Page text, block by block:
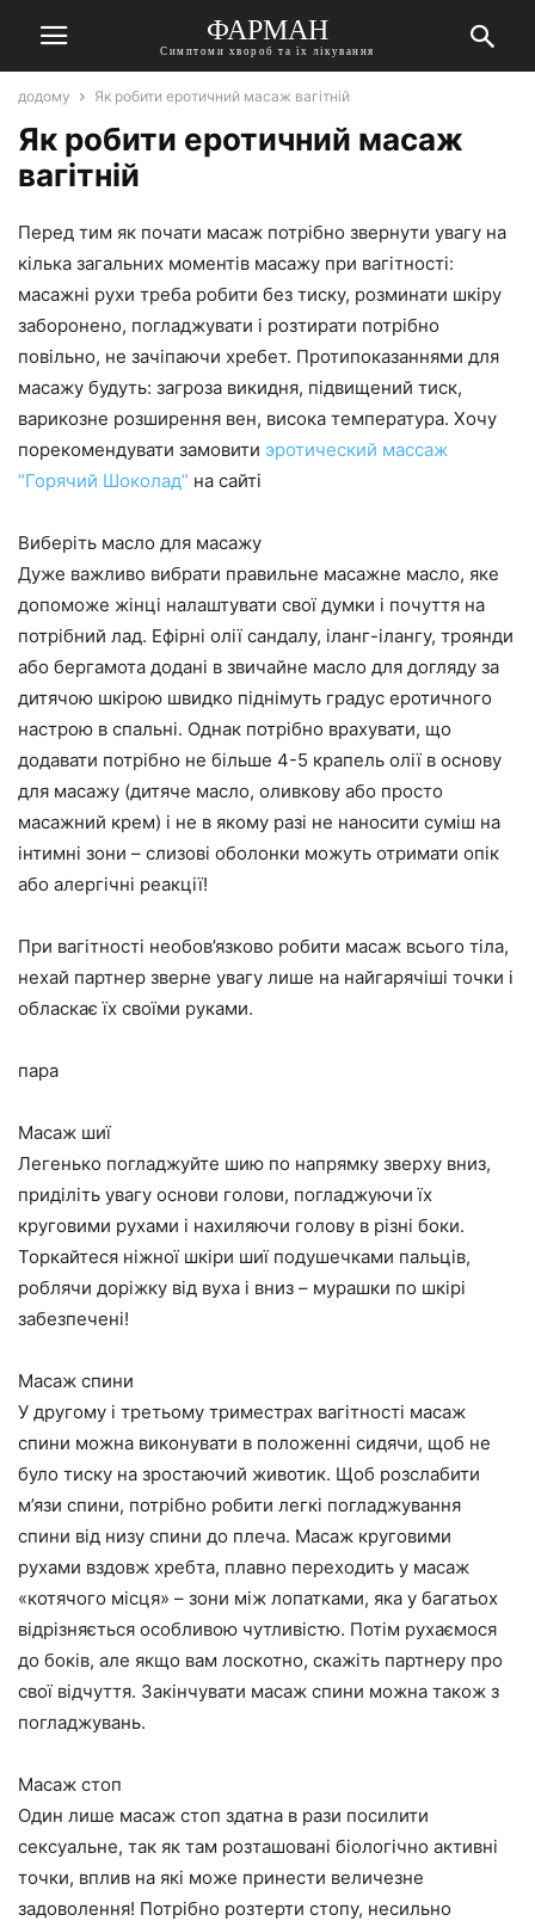
ФАРМАН
Симптоми хвороб та їх лікування
додому Як робити еротичний масаж вагітній
Як робити еротичний масаж
вагітній
Перед тим як почати масаж потрібно звернути увагу на
кілька загальних моментів масажу при вагітності:
масажні рухи треба робити без тиску, розминати шкіру
заборонено, погладжувати і розтирати потрібно
повільно, не зачіпаючи хребет. Протипоказаннями для
масажу будуть: загроза викидня, підвищений тиск,
варикозне розширення вен, висока температура. Хочу
порекомендувати замовити эротический массаж
“Горячий Шоколад” на сайті
Виберіть масло для масажу
Дуже важливо вибрати правильне масажне масло, яке
допоможе жінці налаштувати свої думки і почуття на
потрібний лад. Ефірні олії сандалу, іланг-ілангу, троянди
або бергамота додані в звичайне масло для догляду за
дитячою шкірою швидко піднімуть градус еротичного
настрою в спальні. Однак потрібно врахувати, що
додавати потрібно не більше 4-5 крапель олії в основу
для масажу (дитяче масло, оливкову або просто
масажний крем) і не в якому разі не наносити суміш на
інтимні зони – слизові оболонки можуть отримати опік
або алергічні реакції!
При вагітності необов’язково робити масаж всього тіла,
нехай партнер зверне увагу лише на найгарячіші точки і
обласкає їх своїми руками.
пара
Масаж шиї
Легенько погладжуйте шию по напрямку зверху вниз,
приділіть увагу основи голови, погладжуючи їх
круговими рухами і нахиляючи голову в різні боки.
Торкайтеся ніжної шкіри шиї подушечками пальців,
роблячи доріжку від вуха і вниз – мурашки по шкірі
забезпечені!
Масаж спини
У другому і третьому триместрах вагітності масаж
спини можна виконувати в положенні сидячи, щоб не
було тиску на зростаючий животик. Щоб розслабити
м’язи спини, потрібно робити легкі погладжування
спини від низу спини до плеча. Масаж круговими
рухами вздовж хребта, плавно переходить у масаж
«котячого місця» – зони між лопатками, яка у багатьох
відрізняється особливою чутливістю. Потім рухаємося
до боків, але якщо вам лоскотно, скажіть партнеру про
свої відчуття. Закінчувати масаж спини можна також з
погладжувань.
Масаж стоп
Один лише масаж стоп здатна в рази посилити
сексуальне, так як там розташовані біологічно активні
точки, вплив на які може принести величезне
задоволення! Потрібно розтерти стопу, несильно